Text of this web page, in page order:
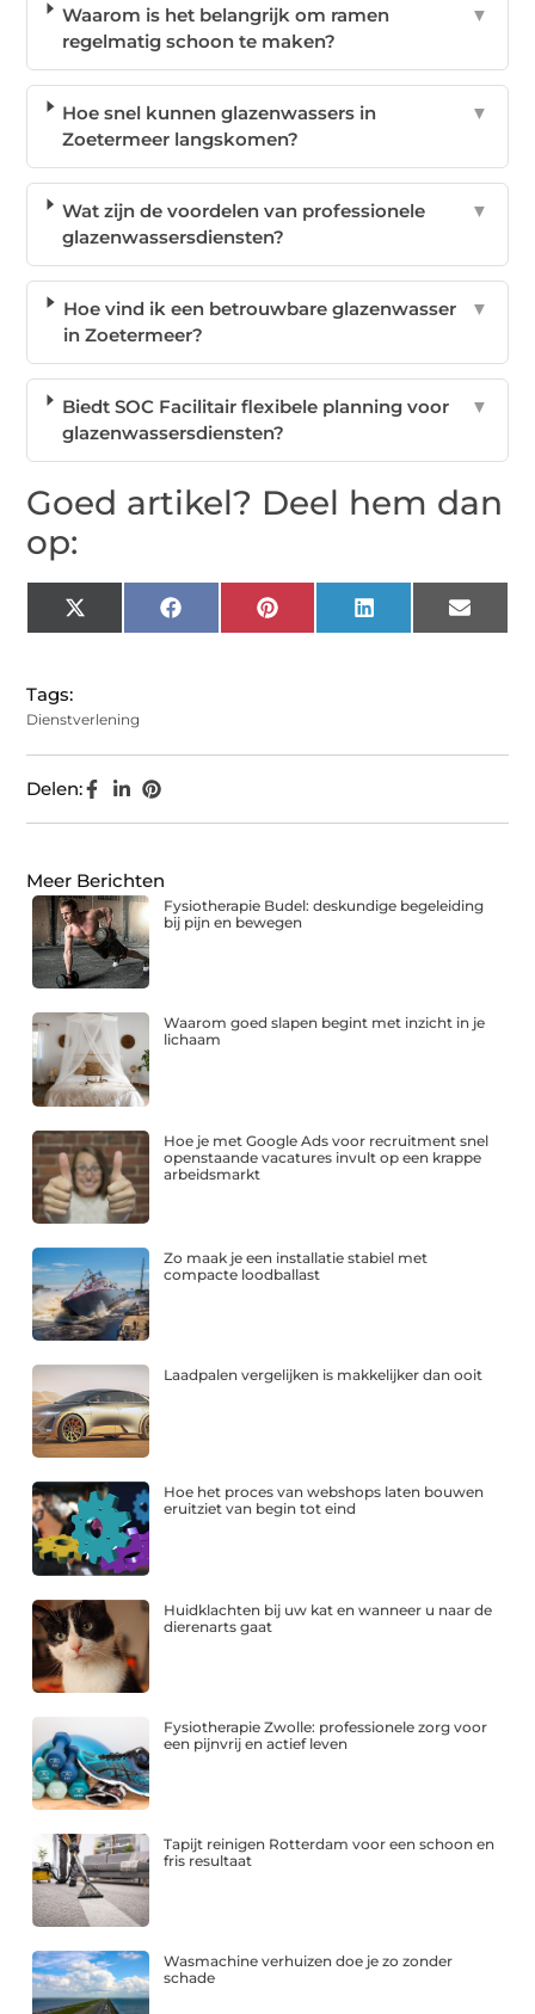
Waarom is het belangrijk om ramen
regelmatig schoon te maken?
▼
Hoe snel kunnen glazenwassers in
Zoetermeer langskomen?
▼
Wat zijn de voordelen van professionele
glazenwassersdiensten?
▼
Hoe vind ik een betrouwbare glazenwasser
in Zoetermeer?
▼
Biedt SOC Facilitair flexibele planning voor
glazenwassersdiensten?
▼
Goed artikel? Deel hem dan
op:
X
(Twitter)
Facebook Pinterest LinkedIn Email
Tags:
Dienstverlening
Delen:
Meer Berichten
Fysiotherapie Budel: deskundige begeleiding
bij pijn en bewegen
Waarom goed slapen begint met inzicht in je
lichaam
Hoe je met Google Ads voor recruitment snel
openstaande vacatures invult op een krappe
arbeidsmarkt
Zo maak je een installatie stabiel met
compacte loodballast
Laadpalen vergelijken is makkelijker dan ooit
Hoe het proces van webshops laten bouwen
eruitziet van begin tot eind
Huidklachten bij uw kat en wanneer u naar de
dierenarts gaat
Fysiotherapie Zwolle: professionele zorg voor
een pijnvrij en actief leven
Tapijt reinigen Rotterdam voor een schoon en
fris resultaat
Wasmachine verhuizen doe je zo zonder
schade